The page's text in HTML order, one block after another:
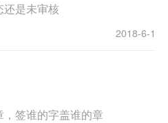
还是未审核
2018-6-1
签谁的字盖谁的章